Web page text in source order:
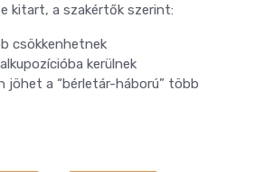
kitart, a szakértők szerint:
csökkenhetnek
kerülnek
jöhet a “bérletár-háború” több